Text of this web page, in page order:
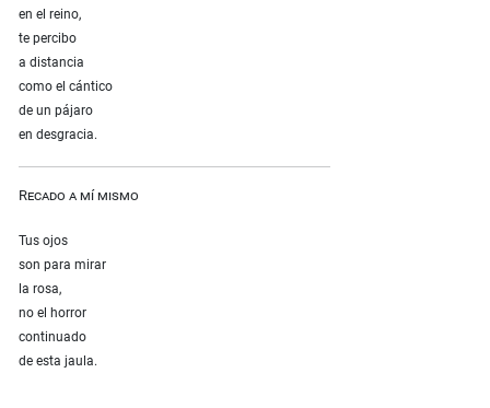
en el reino,
te percibo
a distancia
como el cántico
de un pájaro
en desgracia.
Recado a mí mismo
Tus ojos
son para mirar
la rosa,
no el horror
continuado
de esta jaula.